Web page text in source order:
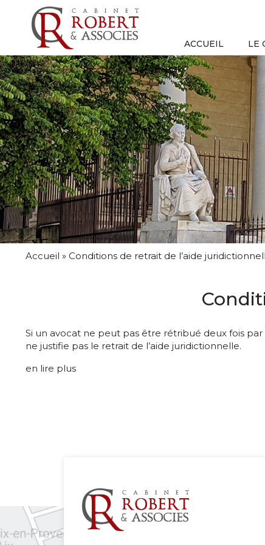
ACCUEIL LE
Accueil » Conditions de retrait de l’aide
Si un avocat ne peut pas être rétribué deux fois
ne justifie pas le retrait de l’aide juridictionnelle.
en lire plus